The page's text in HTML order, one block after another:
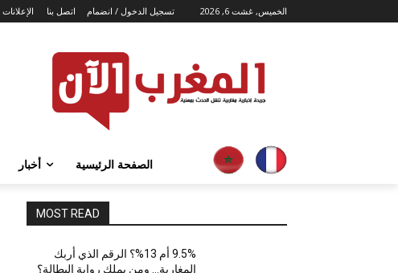
الخميس, غشت 6, 2026 تسجيل الدخول / انضمام الإعلانات اتصل بنا
الصفحة الرئيسية أخبار
MOST READ
9.5% أم 13%؟ الرقم الذي أربك
المغاربة… ومن يملك رواية البطالة؟